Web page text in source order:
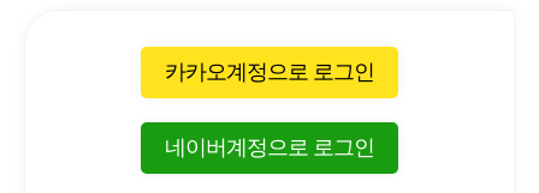
카카오계정으로 로그인
네이버계정으로 로그인